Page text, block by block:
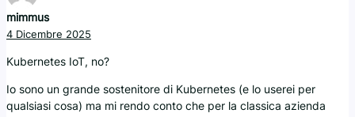
mimmus
4 Dicembre 2025
Kubernetes IoT, no?
Io sono un grande sostenitore di Kubernetes (e lo userei per
qualsiasi cosa) ma mi rendo conto che per la classica azienda